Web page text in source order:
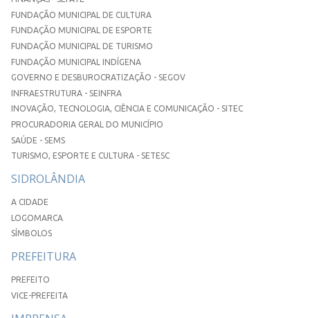
FUNDAÇÃO MUNICIPAL DE CULTURA
FUNDAÇÃO MUNICIPAL DE ESPORTE
FUNDAÇÃO MUNICIPAL DE TURISMO
FUNDAÇÃO MUNICIPAL INDÍGENA
GOVERNO E DESBUROCRATIZAÇÃO - SEGOV
INFRAESTRUTURA - SEINFRA
INOVAÇÃO, TECNOLOGIA, CIÊNCIA E COMUNICAÇÃO - SITEC
PROCURADORIA GERAL DO MUNICÍPIO
SAÚDE - SEMS
TURISMO, ESPORTE E CULTURA - SETESC
SIDROLÂNDIA
A CIDADE
LOGOMARCA
SÍMBOLOS
PREFEITURA
PREFEITO
VICE-PREFEITA